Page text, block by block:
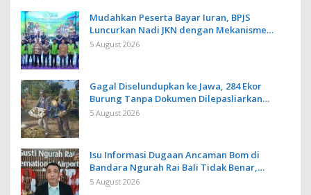
Mudahkan Peserta Bayar Iuran, BPJS
Luncurkan Nadi JKN dengan Mekanisme
Menabung
5 August 2026
Gagal Diselundupkan ke Jawa, 284 Ekor
Burung Tanpa Dokumen Dilepasliarkan
Cegah Ancaman Penyakit
5 August 2026
Isu Informasi Dugaan Ancaman Bom di
Bandara Ngurah Rai Bali Tidak Benar,
Operasional Penerbangan Lancar
5 August 2026